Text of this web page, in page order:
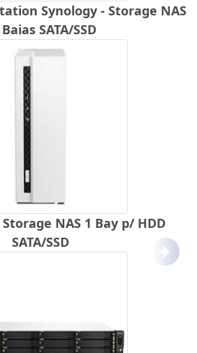
Synology - Storage NAS
SATA/SSD
Storage NAS 1 Bay p/ HDD
SATA/SSD